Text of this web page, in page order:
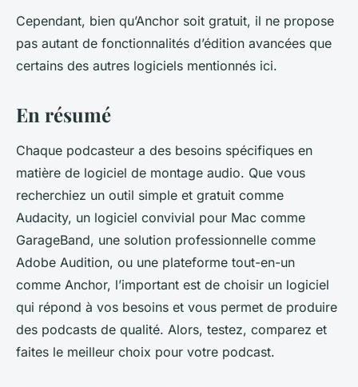
Cependant, bien qu’Anchor soit gratuit, il ne propose
pas autant de fonctionnalités d’édition avancées que
certains des autres logiciels mentionnés ici.
En résumé
Chaque podcasteur a des besoins spécifiques en
matière de logiciel de montage audio. Que vous
recherchiez un outil simple et gratuit comme
Audacity, un logiciel convivial pour Mac comme
GarageBand, une solution professionnelle comme
Adobe Audition, ou une plateforme tout-en-un
comme Anchor, l’important est de choisir un logiciel
qui répond à vos besoins et vous permet de produire
des podcasts de qualité. Alors, testez, comparez et
faites le meilleur choix pour votre podcast.